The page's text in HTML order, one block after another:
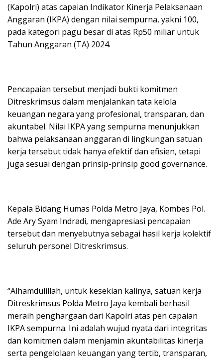
(Kapolri) atas capaian Indikator Kinerja Pelaksanaan
Anggaran (IKPA) dengan nilai sempurna, yakni 100,
pada kategori pagu besar di atas Rp50 miliar untuk
Tahun Anggaran (TA) 2024.
Pencapaian tersebut menjadi bukti komitmen
Ditreskrimsus dalam menjalankan tata kelola
keuangan negara yang profesional, transparan, dan
akuntabel. Nilai IKPA yang sempurna menunjukkan
bahwa pelaksanaan anggaran di lingkungan satuan
kerja tersebut tidak hanya efektif dan efisien, tetapi
juga sesuai dengan prinsip-prinsip good governance.
Kepala Bidang Humas Polda Metro Jaya, Kombes Pol.
Ade Ary Syam Indradi, mengapresiasi pencapaian
tersebut dan menyebutnya sebagai hasil kerja kolektif
seluruh personel Ditreskrimsus.
“Alhamdulillah, untuk kesekian kalinya, satuan kerja
Ditreskrimsus Polda Metro Jaya kembali berhasil
meraih penghargaan dari Kapolri atas pen capaian
IKPA sempurna. Ini adalah wujud nyata dari integritas
dan komitmen dalam menjamin akuntabilitas kinerja
serta pengelolaan keuangan yang tertib, transparan,